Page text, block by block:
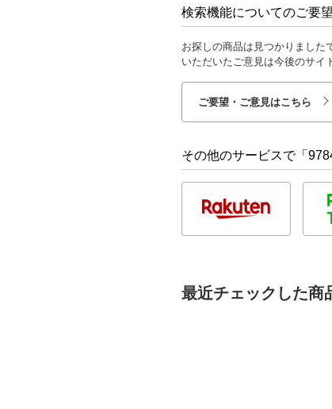
検索機能についてのご要
お探しの商品は見つかりました
いただいたご意見は今後のサイ
ご要望・ご意見はこちら
その他のサービスで「
最近チェックした商